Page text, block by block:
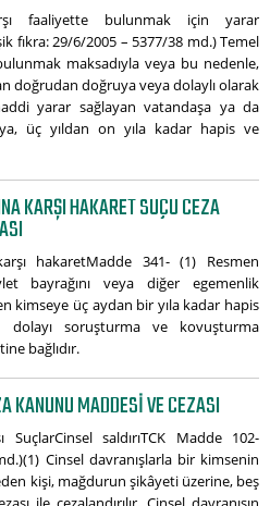
faaliyette bulunmak için yarar
fıkra: 29/6/2005 – 5377/38 md.) Temel
maksadıyla veya bu nedenle,
doğrudan doğruya veya dolaylı olarak
yarar sağlayan vatandaşa ya da
üç yıldan on yıla kadar hapis ve
KARŞI HAKARET SUÇU CEZA
hakaretMadde 341- (1) Resmen
bayrağını veya diğer egemenlik
kimseye üç aydan bir yıla kadar hapis
dolayı soruşturma ve kovuşturma
bağlıdır.
KANUNU MADDESI VE CEZASI
SuçlarCinsel saldırıTCK Madde 102-
Cinsel davranışlarla bir kimsenin
kişi, mağdurun şikâyeti üzerine, beş